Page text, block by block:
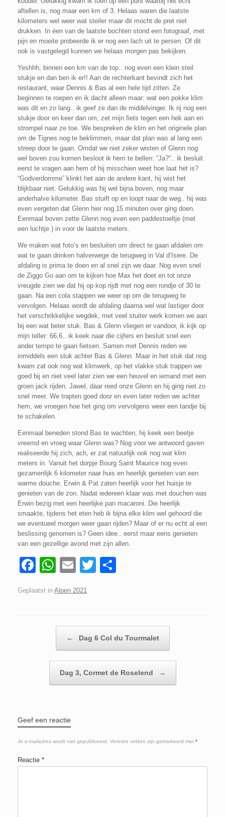
aftellen is, nog maar een km of 3. Helaas waren die laatste
kilometers wel weer wat steiler maar dit mocht de pret niet
drukken. In éen van de laatste bochten stond een fotograaf, met
pijn en moeite probeerde ik er nog een lach uit te persen. Of dit
ook is vastgelegd kunnen we helaas morgen pas bekijken.
Yeshhh, binnen een km van de top.. nog even een klein steil
stukje en dan ben ik er!! Aan de rechterkant bevindt zich het
restaurant, waar Dennis & Bas al een hele tijd zitten. Ze
beginnen te roepen en ik dacht alleen maar: wat een pokke klim
was dit en zo lang.. ik geef ze dan de middelvinger. Ik rij nog een
stukje door en keer dan om, zet mijn fiets tegen een hek aan en
strompel naar ze toe. We bespreken de klim en het originele plan
om de Tignes nog te beklimmen, maar dat plan was al lang een
streep door te gaan. Omdat we niet zeker wisten of Glenn nog
wel boven zou komen besloot ik hem te bellen: “Ja?”.. ik besluit
eerst te vragen aan hem of hij misschien weet hoe laat het is?
“Godverdomme” klinkt het aan de andere kant, hij wist het
blijkbaar niet. Gelukkig was hij wel bijna boven, nog maar
anderhalve kilometer. Bas stuift op en loopt naar de weg.. hij was
even vergeten dat Glenn hier nog 15 minuten over ging doen.
Eenmaal boven zette Glenn nog even een paddestoeltje (met
een luchtje ) in voor de laatste meters.
We maken wat foto’s en besluiten om direct te gaan afdalen om
wat te gaan drinken halverwege de terugweg in Val d’Isere. De
afdaling is prima te doen en al snel zijn we daar. Nog even snel
de Ziggo Go aan om te kijken hoe Max het doet en tot onze
vreugde zien we dat hij op kop rijdt met nog een rondje of 30 te
gaan. Na een cola stappen we weer op om de terugweg te
vervolgen. Helaas wordt de afdaling daarna wel wat lastiger door
het verschrikkelijke wegdek, met veel stuiter werk komen we aan
bij een wat beter stuk. Bas & Glenn vliegen er vandoor, ik kijk op
mijn teller: 66,6.. ik keek naar die cijfers en besluit snel een
ander tempo te gaan fietsen. Samen met Dennis reden we
inmiddels een stuk achter Bas & Glenn. Maar in het stuk dat nog
kwam zat ook nog wat klimwerk, op het vlakke stuk trappen we
goed bij en niet veel later zien we een heuvel en iemand met een
groen jack rijden. Jawel, daar reed onze Glenn en hij ging niet zo
snel meer. We trapten goed door en even later reden we achter
hem, we vroegen hoe het ging om vervolgens weer een tandje bij
te schakelen.
Eenmaal beneden stond Bas te wachten, hij keek een beetje
vreemd en vroeg waar Glenn was? Nog voor we antwoord gaven
realiseerde hij zich, ach, er zat natuurlijk ook nog wat klim
meters in. Vanuit het dorpje Bourg Saint Maurice nog even
gezamenlijk 6 kilometer naar huis en heerlijk genieten van een
warme douche. Erwin & Pat zaten heerlijk voor het huisje te
genieten van de zon. Nadat iedereen klaar was met douchen was
Erwin bezig met een heerlijke pan macaroni. Die heerlijk
smaakte, tijdens het eten heb ik bijna elke klim wel gehoord die
we eventueel morgen weer gaan rijden? Maar of er nu echt al een
beslissing genomen is? Geen idee.. eerst maar eens genieten
van een gezellige avond met zijn allen.
F
c
W
at
A
p
p
E
ail
T
Geplaatst in Alpen 2021
← Dag 6 Col du Tourmalet
Dag 3, Cormet de Roselend →
Geef een reactie
Je e-mailadres wordt niet gepubliceerd. Vereiste velden zijn gemarkeerd met *
Reactie *